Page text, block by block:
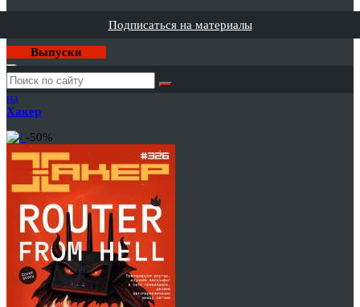
Подписаться на материалы
Выпуски
Годовая
подписка
на
Хакер
-50%